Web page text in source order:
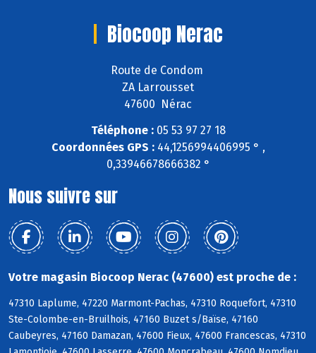
Biocoop Nerac
Route de Condom
ZA Larrousset
47600 Nérac
Téléphone :05 53 97 27 18
Coordonnées GPS :44,1256994406995 ° ,
0,33946678666382 °
Nous suivre sur
Votre magasin Biocoop Nerac (47600) est proche de :
47310 Laplume, 47220 Marmont-Pachas, 47310 Roquefort, 47310
Ste-Colombe-en-Bruilhois, 47160 Buzet s/Baïse, 47160
Caubeyres, 47160 Damazan, 47600 Fieux, 47600 Francescas, 47310